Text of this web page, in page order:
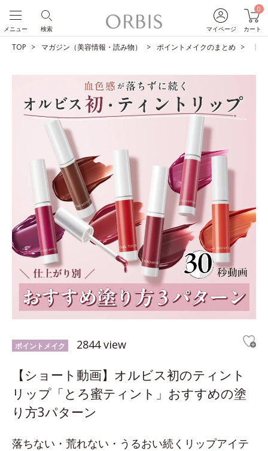
マイページ
0
カート
検索
メニュー
TOP マガジン（美容情報・読み物） ポイントメイクのまとめ 【
ポイントメイク 2844 view
【ショート動画】オルビス初のティント
リップ「とろ蜜ティント」おすすめの塗
り方3パターン
落ちない・荒れない・うるおい続くリップアイテ